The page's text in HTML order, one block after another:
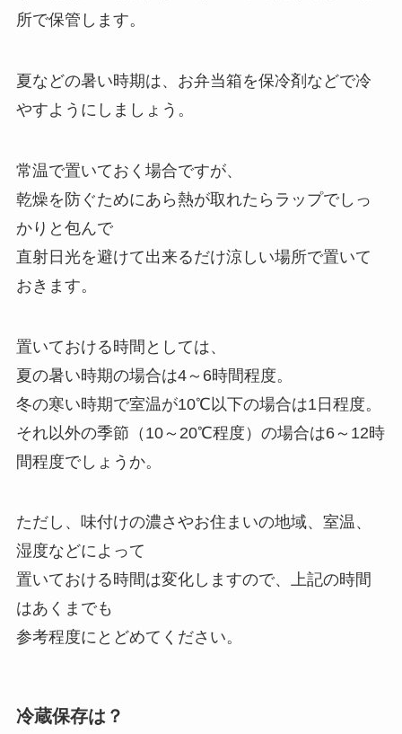
所で保管します。
夏などの暑い時期は、お弁当箱を保冷剤などで冷
やすようにしましょう。
常温で置いておく場合ですが、
乾燥を防ぐためにあら熱が取れたらラップでしっ
かりと包んで
直射日光を避けて出来るだけ涼しい場所で置いて
おきます。
置いておける時間としては、
夏の暑い時期の場合は4～6時間程度。
冬の寒い時期で室温が10℃以下の場合は1日程度。
それ以外の季節（10～20℃程度）の場合は6～12時
間程度でしょうか。
ただし、味付けの濃さやお住まいの地域、室温、
湿度などによって
置いておける時間は変化しますので、上記の時間
はあくまでも
参考程度にとどめてください。
冷蔵保存は？